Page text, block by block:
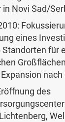
in Novi Sad/
eines
Standorten für
nach
des